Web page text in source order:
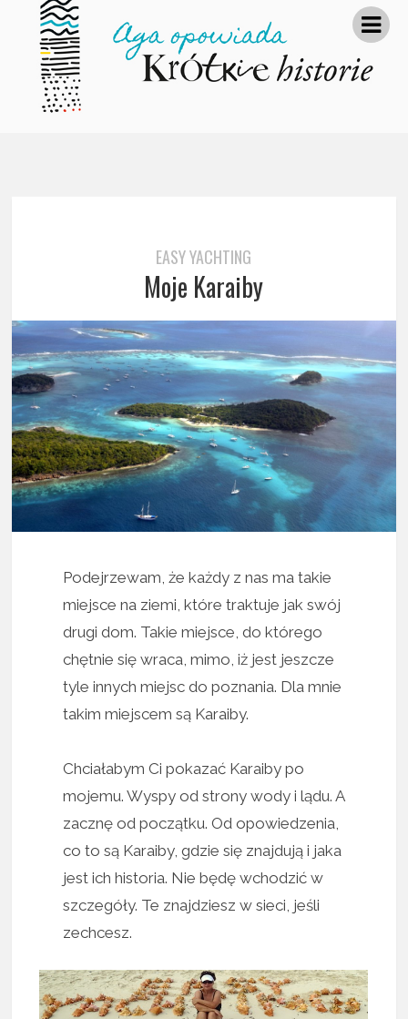
EASY YACHTING
Moje Karaiby
Podejrzewam, że każdy z nas ma takie
miejsce na ziemi, które traktuje jak swój
drugi dom. Takie miejsce, do którego
chętnie się wraca, mimo, iż jest jeszcze
tyle innych miejsc do poznania. Dla mnie
takim miejscem są Karaiby.
Chciałabym Ci pokazać Karaiby po
mojemu. Wyspy od strony wody i lądu. A
zacznę od początku. Od opowiedzenia,
co to są Karaiby, gdzie się znajdują i jaka
jest ich historia. Nie będę wchodzić w
szczegóły. Te znajdziesz w sieci, jeśli
zechcesz.